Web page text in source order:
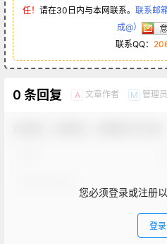
任！ 请在30日内与本网联系。 联系邮
成@）
联系QQ：
0 条回复 A 文章作者 M 管理员
您必须登录或注册
登录